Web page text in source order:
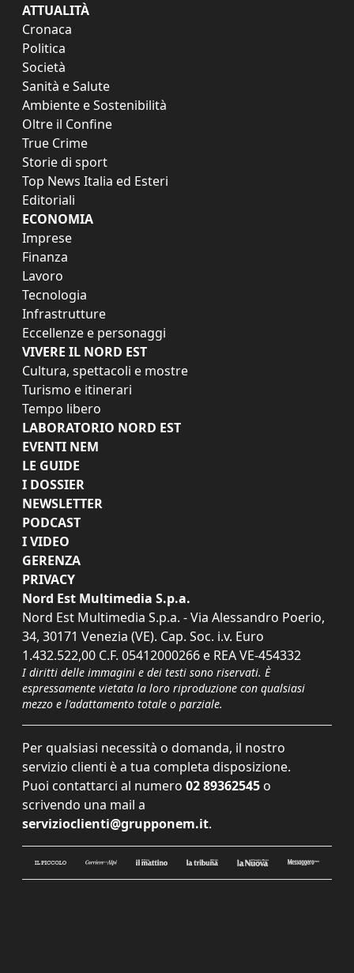
ATTUALITÀ
Cronaca
Politica
Società
Sanità e Salute
Ambiente e Sostenibilità
Oltre il Confine
True Crime
Storie di sport
Top News Italia ed Esteri
Editoriali
ECONOMIA
Imprese
Finanza
Lavoro
Tecnologia
Infrastrutture
Eccellenze e personaggi
VIVERE IL NORD EST
Cultura, spettacoli e mostre
Turismo e itinerari
Tempo libero
LABORATORIO NORD EST
EVENTI NEM
LE GUIDE
I DOSSIER
NEWSLETTER
PODCAST
I VIDEO
GERENZA
PRIVACY
Nord Est Multimedia S.p.a.
Nord Est Multimedia S.p.a. - Via Alessandro Poerio,
34, 30171 Venezia (VE). Cap. Soc. i.v. Euro
1.432.522,00 C.F. 05412000266 e REA VE-454332
I diritti delle immagini e dei testi sono riservati. È
espressamente vietata la loro riproduzione con qualsiasi
mezzo e l'adattamento totale o parziale.
Per qualsiasi necessità o domanda, il nostro
servizio clienti è a tua completa disposizione.
Puoi contattarci al numero 02 89362545 o
scrivendo una mail a
servizioclienti@grupponem.it.